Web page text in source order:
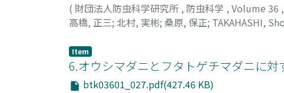
( 財団法人防虫科学研究所 , 防虫科学 , Volume 36 ,
高橋, 正三; 北村, 実彬; 桑原, 保正; TAKAHASHI,
Item
6.オウシマダニとフタトゲチマダニに対
btk03601_027.pdf(427.46 KB)